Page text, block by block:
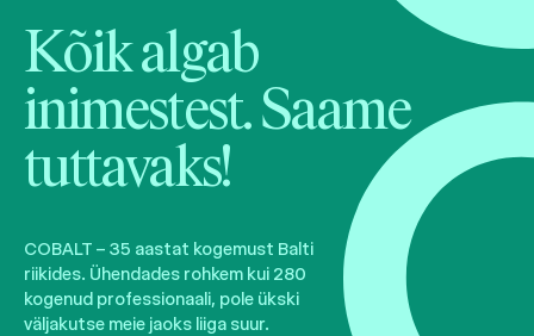
Kõik algab
inimestest. Saame
tuttavaks!
COBALT – 35 aastat kogemust Balti
riikides. Ühendades rohkem kui 280
kogenud professionaali, pole ükski
väljakutse meie jaoks liiga suur.